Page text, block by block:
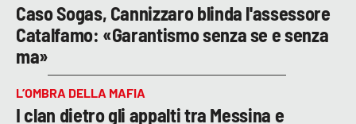
Caso Sogas, Cannizzaro blinda l'assessore
Catalfamo: «Garantismo senza se e senza
ma»
L’OMBRA DELLA MAFIA
I clan dietro gli appalti tra Messina e